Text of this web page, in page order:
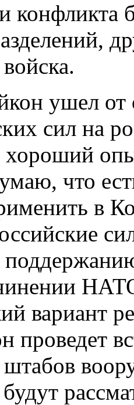
конфликта
ушел от
сил на
что
в
вариант
проведет
штабов